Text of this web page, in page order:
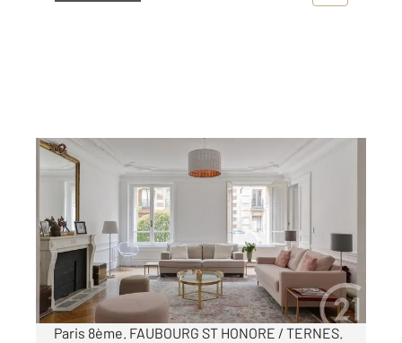
PARIS 75008
155,96 m
, 5 pièces
Ref : 13592
Appartement F5 à louer
5 960 €
par mois charges comprises
Paris 8ème. FAUBOURG ST HONORE / TERNES.